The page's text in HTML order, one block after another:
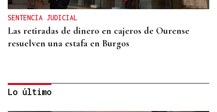
SENTENCIA JUDICIAL
Las retiradas de dinero en cajeros de Ourense
resuelven una estafa en Burgos
Lo último